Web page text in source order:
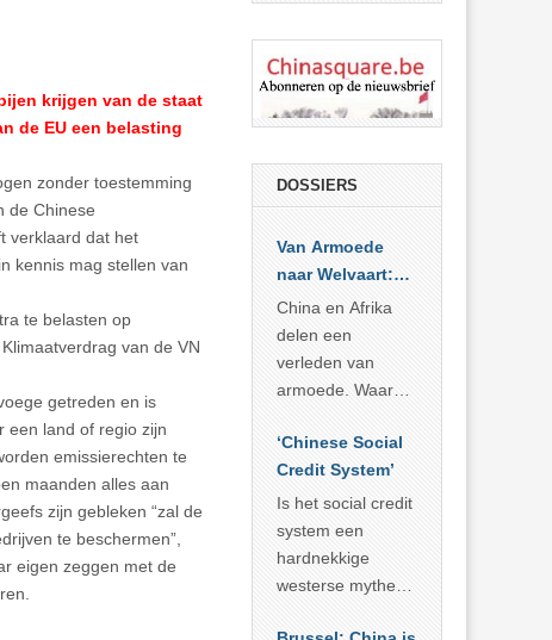
krijgen van de staat
de EU een belasting
zonder toestemming
de Chinese
verklaard dat het
kennis mag stellen van
te belasten op
van de VN
getreden en is
een land of regio zijn
emissierechten te
maanden alles aan
zijn gebleken “zal de
te beschermen”,
eigen zeggen met de
DOSSIERS
Van Armoede
naar Welvaart:
Wat Afrika kan
leren van
China’s
economisch
China en Afrika
delen een
verleden van
armoede. Waar
voorbije veertig
jaar in slaagde
meer dan 800
miljoen mensen
uit de armoede
… >> lees meer
‘Chinese Social
Credit System’
Is het social credit
system een
hardnekkige
westerse mythe of